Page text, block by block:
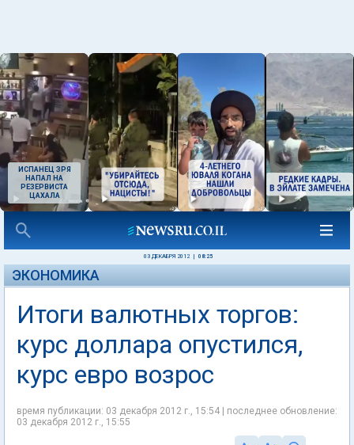
ИСПАНЕЦ ЗРЯ
НАПАЛ НА
РЕЗЕРВИСТА
ЦАХАЛА
03 ДЕКАБРЯ 2012 08:25
ЭКОНОМИКА
Итоги валютных торгов:
курс доллара опустился,
курс евро возрос
время публикации: 03 декабря 2012 г., 15:54 | последнее обновление:
03 декабря 2012 г., 15:55